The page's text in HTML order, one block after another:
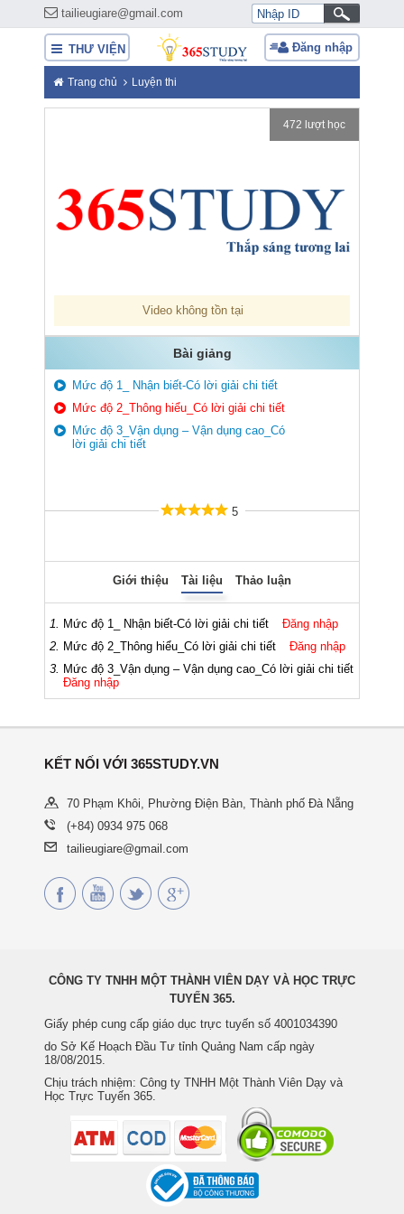
tailieugiare@gmail.com
THƯ VIỆN Đăng nhập
Trang chủ Luyện thi
472 lượt học
Video không tồn tại
Bài giảng
Mức độ 1_ Nhận biết-Có lời giải chi tiết
Mức độ 2_Thông hiểu_Có lời giải chi tiết
Mức độ 3_Vận dụng – Vận dụng cao_Có
lời giải chi tiết
5
Giới thiệu Tài liệu Thảo luận
1. Mức độ 1_ Nhận biết-Có lời giải chi tiết
Đăng nhập
2. Mức độ 2_Thông hiểu_Có lời giải chi tiết
Đăng nhập
3. Mức độ 3_Vận dụng – Vận dụng cao_Có lời giải chi tiết
Đăng nhập
KẾT NỐI VỚI 365STUDY.VN
70 Phạm Khôi, Phường Điện Bàn, Thành phố Đà Nẵng
(+84) 0934 975 068
tailieugiare@gmail.com
CÔNG TY TNHH MỘT THÀNH VIÊN DẠY VÀ HỌC TRỰC
TUYẾN 365.
Giấy phép cung cấp giáo dục trực tuyến số 4001034390
do Sở Kế Hoạch Đầu Tư tỉnh Quảng Nam cấp ngày
18/08/2015.
Chịu trách nhiệm: Công ty TNHH Một Thành Viên Dạy và
Học Trực Tuyến 365.